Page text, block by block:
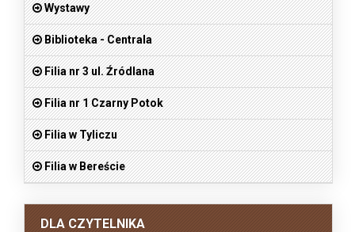
Wystawy
Biblioteka - Centrala
Filia nr 3 ul. Źródlana
Filia nr 1 Czarny Potok
Filia w Tyliczu
Filia w Bereście
DLA CZYTELNIKA